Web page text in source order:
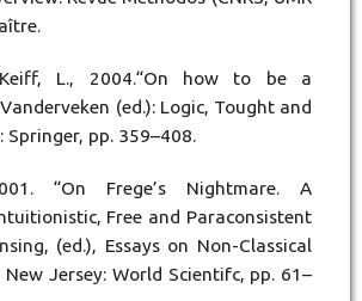
L., 2004.“On how to be a
(ed.): Logic, Tought and
Springer, pp. 359–408.
“On Frege’s Nightmare. A
Free and Paraconsistent
(ed.), Essays on Non-Classical
New Jersey: World Scientifc, pp. 61–